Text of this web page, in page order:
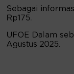
Sebagai
Rp175.
UFOE Dalam
Agustus 2025.